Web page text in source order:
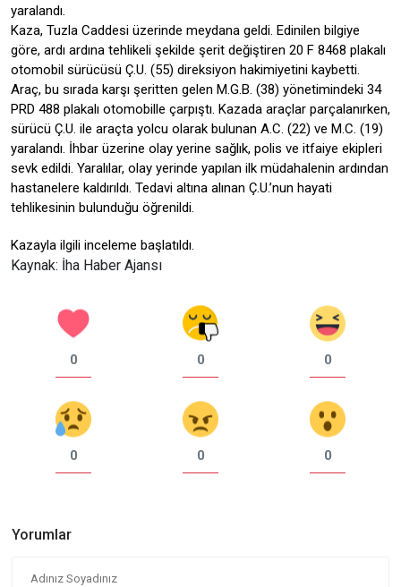
yaralandı.
Kaza, Tuzla Caddesi üzerinde meydana geldi. Edinilen bilgiye
göre, ardı ardına tehlikeli şekilde şerit değiştiren 20 F 8468 plakalı
otomobil sürücüsü Ç.U. (55) direksiyon hakimiyetini kaybetti.
Araç, bu sırada karşı şeritten gelen M.G.B. (38) yönetimindeki 34
PRD 488 plakalı otomobille çarpıştı. Kazada araçlar parçalanırken,
sürücü Ç.U. ile araçta yolcu olarak bulunan A.C. (22) ve M.C. (19)
yaralandı. İhbar üzerine olay yerine sağlık, polis ve itfaiye ekipleri
sevk edildi. Yaralılar, olay yerinde yapılan ilk müdahalenin ardından
hastanelere kaldırıldı. Tedavi altına alınan Ç.U.’nun hayati
tehlikesinin bulunduğu öğrenildi.
Kazayla ilgili inceleme başlatıldı.
Kaynak: İha Haber Ajansı
0 0 0
0 0 0
Yorumlar